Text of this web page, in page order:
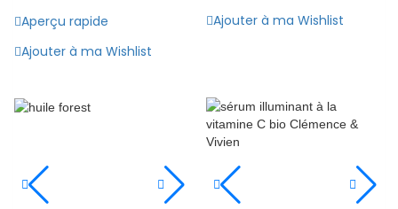
Aperçu rapide
Ajouter à ma Wishlist
Ajouter à ma Wishlist